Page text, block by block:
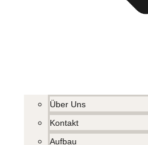
Über Uns
Kontakt
Aufbau